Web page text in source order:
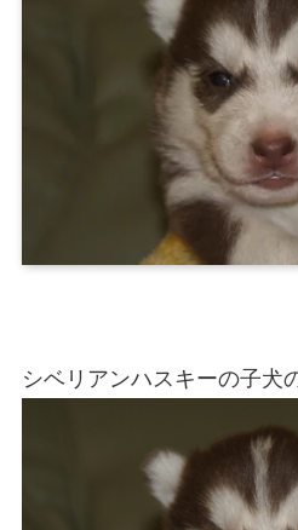
シベリアンハスキーの子犬